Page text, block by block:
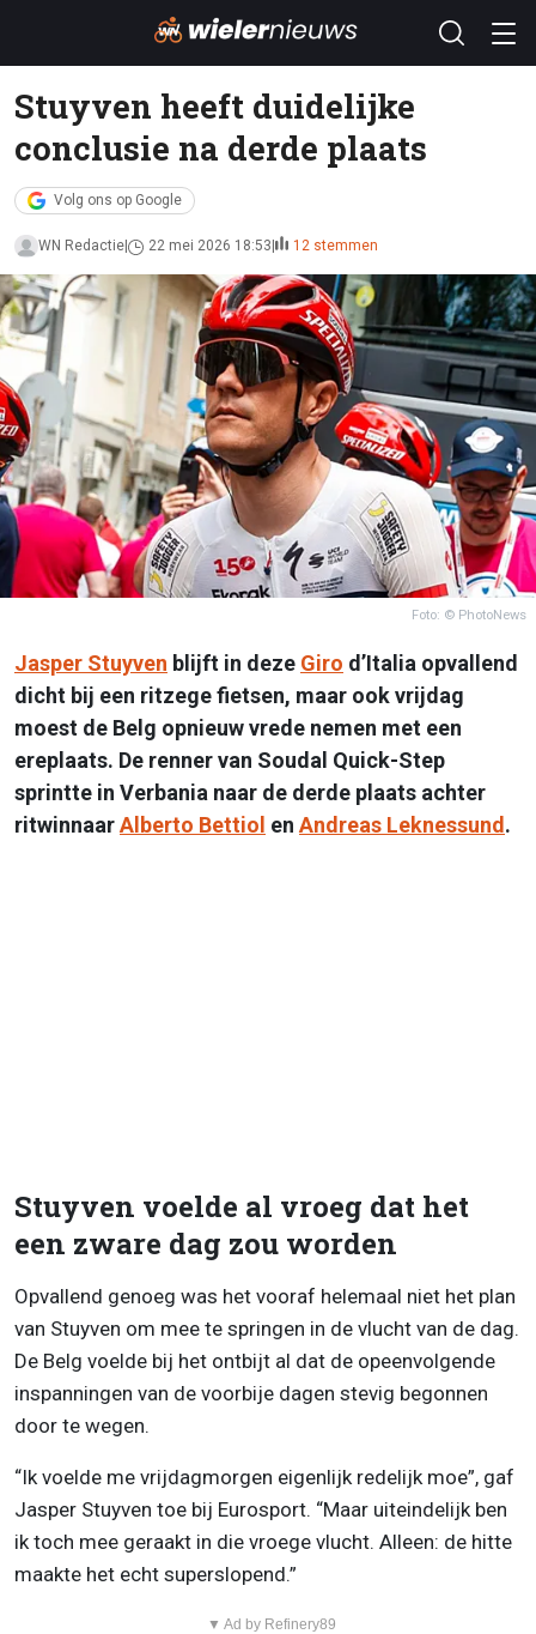
Stuyven heeft duidelijke
conclusie na derde plaats
Volg ons op Google
WN Redactie 22 mei 2026 18:53 12 stemmen
Foto: © PhotoNews
Jasper Stuyven blijft in deze Giro d’Italia opvallend
dicht bij een ritzege fietsen, maar ook vrijdag
moest de Belg opnieuw vrede nemen met een
ereplaats. De renner van Soudal Quick-Step
sprintte in Verbania naar de derde plaats achter
ritwinnaarAlberto Bettiol en Andreas Leknessund.
Stuyven voelde al vroeg dat het
een zware dag zou worden
Opvallend genoeg was het vooraf helemaal niet het plan
van Stuyven om mee te springen in de vlucht van de dag.
De Belg voelde bij het ontbijt al dat de opeenvolgende
inspanningen van de voorbije dagen stevig begonnen
door te wegen.
“Ik voelde me vrijdagmorgen eigenlijk redelijk moe”, gaf
Jasper Stuyven toe bij Eurosport. “Maar uiteindelijk ben
ik toch mee geraakt in die vroege vlucht. Alleen: de hitte
maakte het echt superslopend.”
▼ Ad by Refinery89